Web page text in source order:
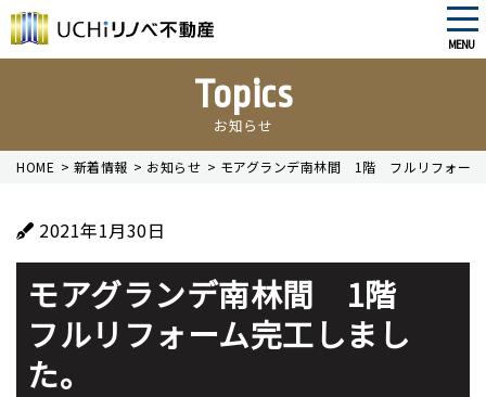
content
MENU
Topics
お知らせ
HOME > 新着情報 > お知らせ > モアグランデ南林間 1階 フルリフォーム
2021年1月30日
モアグランデ南林間 1階
フルリフォーム完工しまし
た。